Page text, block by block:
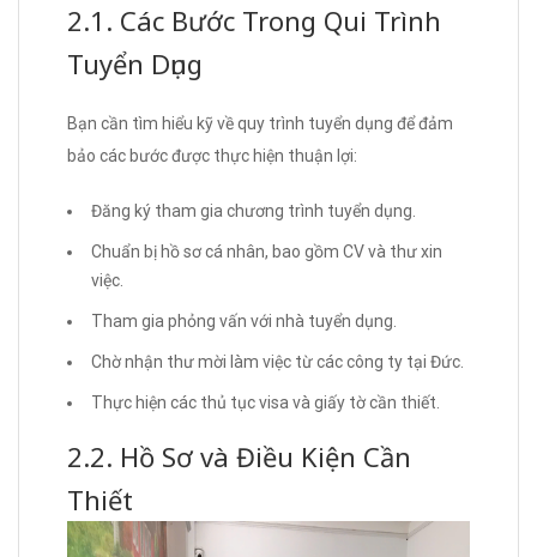
2.1. Các Bước Trong Qui Trình
Tuyển Dụng
Bạn cần tìm hiểu kỹ về quy trình tuyển dụng để đảm
bảo các bước được thực hiện thuận lợi:
Đăng ký tham gia chương trình tuyển dụng.
Chuẩn bị hồ sơ cá nhân, bao gồm CV và thư xin
việc.
Tham gia phỏng vấn với nhà tuyển dụng.
Chờ nhận thư mời làm việc từ các công ty tại Đức.
Thực hiện các thủ tục visa và giấy tờ cần thiết.
2.2. Hồ Sơ và Điều Kiện Cần
Thiết